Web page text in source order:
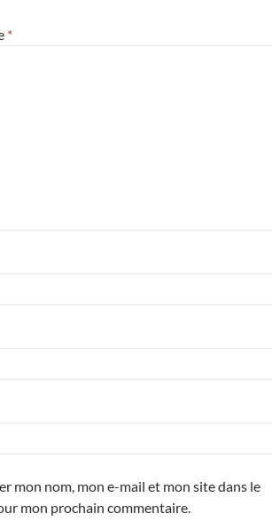
*
mon nom, mon e-mail et mon site dans le
mon prochain commentaire.